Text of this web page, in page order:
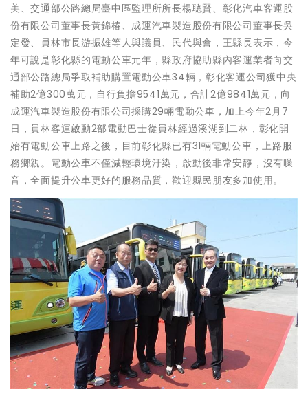
美、交通部公路總局臺中區監理所所長楊聰賢、彰化汽車客運股
份有限公司董事長黃錦椿、成運汽車製造股份有限公司董事長吳
定發、員林市長游振雄等人與議員、民代與會，王縣長表示，今
年可說是彰化縣的電動公車元年，縣政府協助縣內客運業者向交
通部公路總局爭取補助購置電動公車34輛，彰化客運公司獲中央
補助2億300萬元，自行負擔9541萬元，合計2億9841萬元，向
成運汽車製造股份有限公司採購29輛電動公車，加上今年2月7
日，員林客運啟動2部電動巴士從員林經過溪湖到二林，彰化開
始有電動公車上路之後，目前彰化縣已有31輛電動公車，上路服
務鄉親。電動公車不僅減輕環境汙染，啟動後非常安靜，沒有噪
音，全面提升公車更好的服務品質，歡迎縣民朋友多加使用。